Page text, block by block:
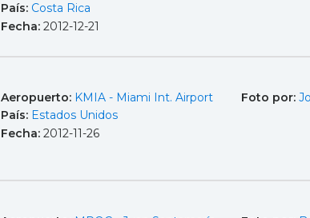
País: Costa Rica
Fecha: 2012-12-21
Aeropuerto: KMIA - Miami Int. Airport
País: Estados Unidos
Fecha: 2012-11-26
Foto por: